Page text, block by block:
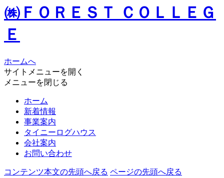
㈱ＦＯＲＥＳＴ ＣＯＬＬＥＧ
Ｅ
ホームへ
サイトメニューを開く
メニューを閉じる
ホーム
新着情報
事業案内
タイニーログハウス
会社案内
お問い合わせ
コンテンツ本文の先頭へ戻る ページの先頭へ戻る